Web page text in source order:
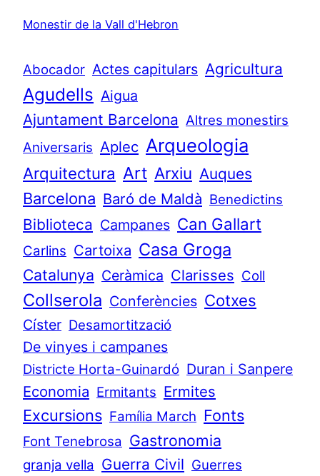
Monestir de la Vall d'Hebron
Abocador Actes capitulars Agricultura
Agudells Aigua
Ajuntament Barcelona Altres monestirs
Aniversaris Aplec Arqueologia
Arquitectura Art Arxiu Auques
Barcelona Baró de Maldà Benedictins
Biblioteca Campanes Can Gallart
Carlins Cartoixa Casa Groga
Catalunya Ceràmica Clarisses Coll
Collserola Conferències Cotxes
Císter Desamortització
De vinyes i campanes
Districte Horta-Guinardó Duran i Sanpere
Economia Ermitants Ermites
Excursions Família March Fonts
Font Tenebrosa Gastronomia
granja vella Guerra Civil Guerres